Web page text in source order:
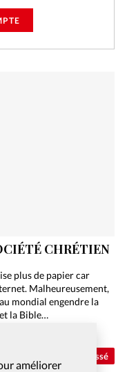
améliorer
Non classé
CHRÉTIEN
plus de papier car
Malheureusement,
mondial engendre la
la Bible…